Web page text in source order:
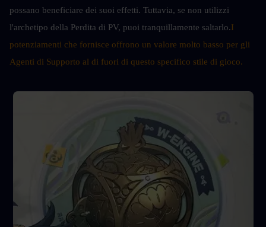
possano beneficiare dei suoi effetti. Tuttavia, se non utilizzi
l'archetipo della Perdita di PV, puoi tranquillamente saltarlo.I
potenziamenti che fornisce offrono un valore molto basso per gli
Agenti di Supporto al di fuori di questo specifico stile di gioco.